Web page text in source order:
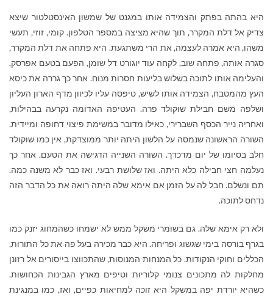
היא בהתה בפתק והצמידה אותו במגנט של שמשון האינסטלטור שיצא
צדיק אל דלת המקרר, תוך שהיא מציצה במספר הטלפון. קומי, זוזי, תעשי
משהו, היא אמרה לעצמה, את הרי משתגעת. היא פתחה את דלת המקרר,
סגרה אותה, פתחה שוב, לקחה עוד יוגורט דל שומן, הפעם בטעם אפרסק,
והעלימה אותו לתוכה בשלוש בליעות חסרות מנוח. אחר כך גררה את כיסא
העץ מהמטבח, הצמידה אותו לשיש, טיפסה עליו לכיוון מדף הארון העליון
ושלפה משם חבילת שוקולד פרה. העטיפה האדומה נקרעה בבהילות,
ואחריה נייר הכסף השברירי, כאילו מדובר במשימת פיצוי דחופה ומיידית.
השורה הראשונה שנמסה על הלשון היתה יותר ממוצדקת, אין כמו שוקולד
חלב בסיומו של יום מדכדך. השורה השנייה הדגישה את הטעם. אחר כך
נעלמה חצי חבילה כלא היתה. ואז שלושת רבעי. ואז כבר לא משנה כמה.
תם ונשלם. חבל לה על הזמן אם אימא שלה היתה רואה את כל הדבר הזה
נדחס לתוכה.
ולא רק אימא שלה. גם בשומרי משקל ממש לא ישמחו כשהמחוג יזנק כמו
בגרף בורסה בימי שגשוג ופריחה. היא כבר מכירה בעל פה את כל התורות,
הכללים וחוקי הנקודות. כל המנחות המנוסות, שהתכווצו בייסורים אל רזונן
מחלקות לה מתכונים צנומי קלוריות וטיפים מארץ הגבינות הכחושות.
כשהיא יורדת יפה במשקל היא זוכה למחיאות כפיים, ואז, כמו במנגינת